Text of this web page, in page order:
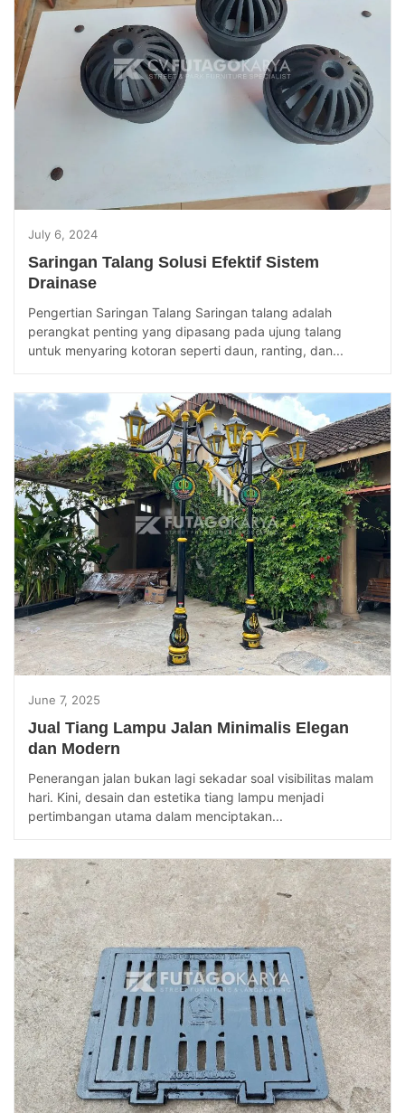
July 6, 2024
Saringan Talang Solusi Efektif Sistem
Drainase
Pengertian Saringan Talang Saringan talang adalah
perangkat penting yang dipasang pada ujung talang
untuk menyaring kotoran seperti daun, ranting, dan...
June 7, 2025
Jual Tiang Lampu Jalan Minimalis Elegan
dan Modern
Penerangan jalan bukan lagi sekadar soal visibilitas malam
hari. Kini, desain dan estetika tiang lampu menjadi
pertimbangan utama dalam menciptakan...